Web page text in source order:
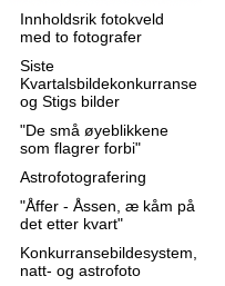
Innholdsrik fotokveld
med to fotografer
Siste
Kvartalsbildekonkurranse
og Stigs bilder
"De små øyeblikkene
som flagrer forbi"
Astrofotografering
"Åffer - Åssen, æ kåm på
det etter kvart"
Konkurransebildesystem,
natt- og astrofoto